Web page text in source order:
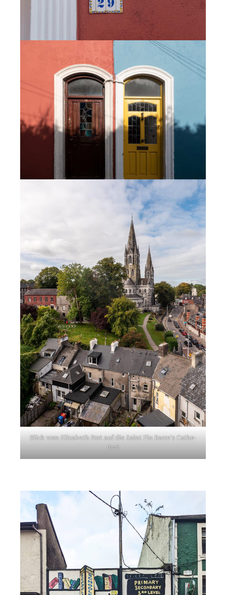
Blick vom Eliza­beth Fort auf die Saint Fin Barre’s Cathe­
dral